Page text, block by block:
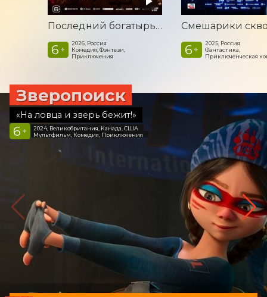
Последний богатырь. Колобок
6 +
2026, Россия
Комедия, Фэнтези,
Приключения
6 +
2025, Россия
Фантастика,
Приключенческая
Зверопоиск
«На ловца и зверь бежит!»
6 +
2024, Великобритания, Канада, США
Мультфильм, Комедия, Приключения